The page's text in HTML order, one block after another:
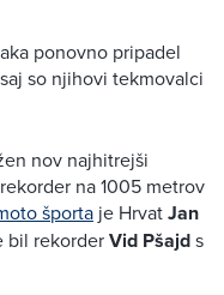
ponovno pripadel
so njihovi tekmovalci
nov najhitrejši
na 1005 metrov
športa je HrvatJan
bil rekorderVid Pšajds